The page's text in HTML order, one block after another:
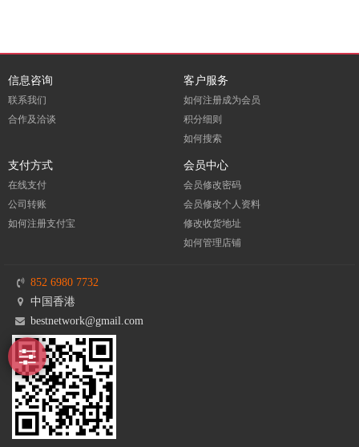
信息咨询
联系我们
合作及洽谈
客户服务
如何注册成为会员
积分细则
如何搜索
支付方式
在线支付
公司转账
如何注册支付宝
会员中心
会员修改密码
会员修改个人资料
修改收货地址
如何管理店铺
852 6980 7732
中国香港
bestnetwork@gmail.com